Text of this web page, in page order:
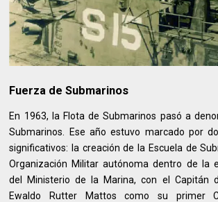
Fuerza de Submarinos
En 1963, la Flota de Submarinos pasó a
Submarinos. Ese año estuvo marcado por
significativos: la creación de la Escuela de
Organización Militar autónoma dentro de la
del Ministerio de la Marina, con el Capitán
Ewaldo Rutter Mattos como su primer